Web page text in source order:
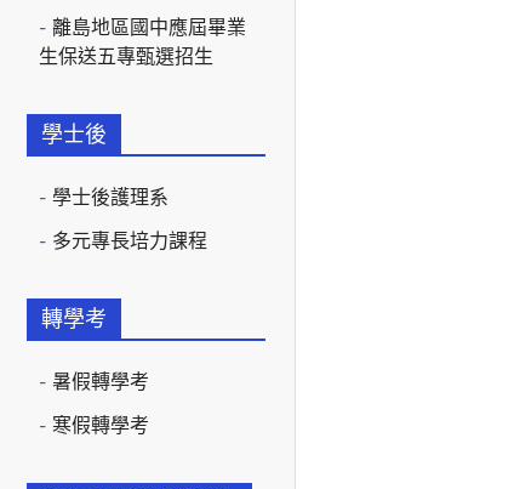
離島地區國中應屆畢業
生保送五專甄選招生
學士後
學士後護理系
多元專長培力課程
轉學考
暑假轉學考
寒假轉學考